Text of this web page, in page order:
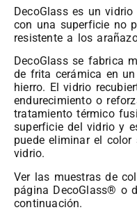
DecoGlass es un
con una superficie no
resistente a los
DecoGlass se fabrica
de frita cerámica en
hierro. El vidrio
endurecimiento o
tratamiento térmico
superficie del vidrio y
puede eliminar el
vidrio.
Ver las muestras de
página DecoGlass® o
continuación.